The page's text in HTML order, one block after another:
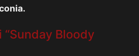
Bloody